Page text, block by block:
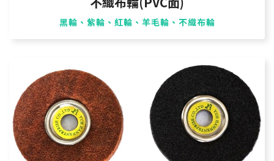
黑輪、紫輪、紅輪、羊毛輪、不織布輪